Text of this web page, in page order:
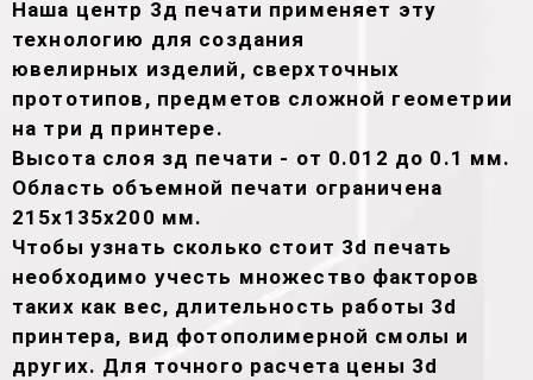
Наша центр 3д печати применяет эту
технологию для создания
ювелирных изделий, сверхточных
прототипов, предметов сложной геометрии
на три д принтере.
Высота слоя зд печати - от 0.012 до 0.1 мм.
Область объемной печати ограничена
215х135х200 мм.
Чтобы узнать сколько стоит 3d печать
необходимо учесть множество факторов
таких как вес, длительность работы 3d
принтера, вид фотополимерной смолы и
других. Для точного расчета цены 3d